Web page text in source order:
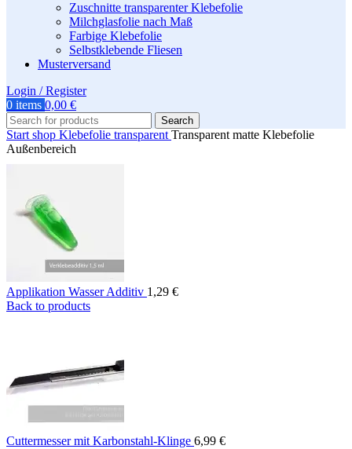
Zuschnitte transparenter Klebefolie
Milchglasfolie nach Maß
Farbige Klebefolie
Selbstklebende Fliesen
Musterversand
Login / Register
0 items 0,00 €
Search
Start shop Klebefolie transparent Transparent matte Klebefolie
Außenbereich
Applikation Wasser Additiv 1,29 €
Back to products
Cuttermesser mit Karbonstahl-Klinge 6,99 €